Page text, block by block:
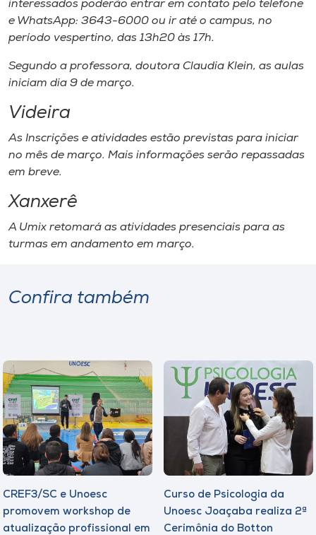
interessados poderão entrar em contato pelo telefone
e WhatsApp: 3643-6000 ou ir até o campus, no
período vespertino, das 13h20 às 17h.
Segundo a professora, doutora Claudia Klein, as aulas
iniciam dia 9 de março.
Videira
As Inscrições e atividades estão previstas para iniciar
no mês de março. Mais informações serão repassadas
em breve.
Xanxerê
A Umix retomará as atividades presenciais para as
turmas em andamento em março.
Confira também
CREF3/SC e Unoesc
promovem workshop de
atualização profissional em
Curso de Psicologia da
Unoesc Joaçaba realiza 2ª
Cerimônia do Botton